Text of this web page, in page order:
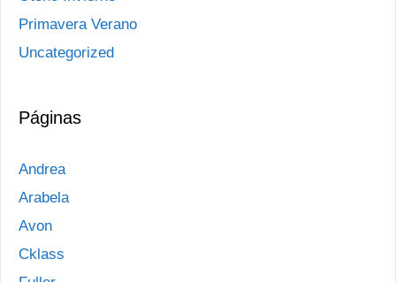
Primavera Verano
Uncategorized
Páginas
Andrea
Arabela
Avon
Cklass